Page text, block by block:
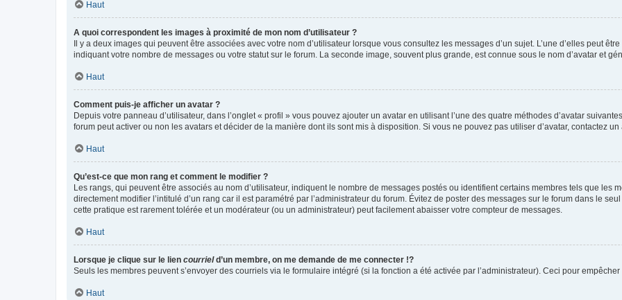
Haut
A quoi correspondent les images à proximité de mon nom d’utilisateur ?
Il y a deux images qui peuvent être associées avec votre nom d’utilisateur lorsque vous consultez les messages d’un sujet. L’une d’elles peut
indiquant votre nombre de messages ou votre statut sur le forum. La seconde image, souvent plus grande, est connue sous le nom d’avatar et
Haut
Comment puis-je afficher un avatar ?
Depuis votre panneau d’utilisateur, dans l’onglet « profil » vous pouvez ajouter un avatar en utilisant l’une des quatre méthodes d’avatar
forum peut activer ou non les avatars et décider de la manière dont ils sont mis à disposition. Si vous ne pouvez pas utiliser d’avatar, contactez
Haut
Qu’est-ce que mon rang et comment le modifier ?
Les rangs, qui peuvent être associés au nom d’utilisateur, indiquent le nombre de messages postés ou identifient certains membres tels que les
directement modifier l’intitulé d’un rang car il est paramétré par l’administrateur du forum. Évitez de poster des messages sur le forum dans le
cette pratique est rarement tolérée et un modérateur (ou un administrateur) peut facilement abaisser votre compteur de messages.
Haut
Lorsque je clique sur le lien courrield’un membre, on me demande de me connecter !?
Seuls les membres peuvent s’envoyer des courriels via le formulaire intégré (si la fonction a été activée par l’administrateur). Ceci pour
Haut